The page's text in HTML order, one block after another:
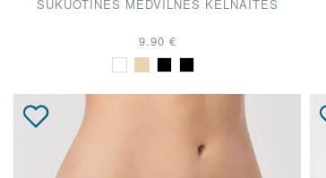
ŠUKUOTINĖS MEDVILNĖS KELNAITĖS
9.90 €